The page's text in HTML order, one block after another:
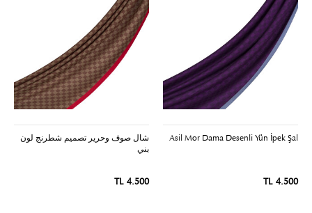
Asil Mor Dama Desenli Yün İpek Şal
4.500 TL
شال صوف وحرير تصميم شطرنج لون
بني
4.500 TL